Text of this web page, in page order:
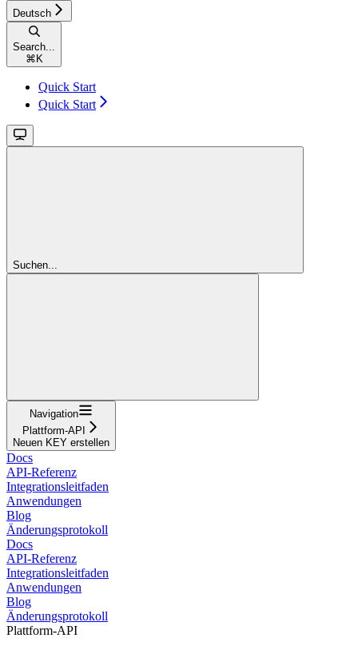
Deutsch
Search...
⌘K
Quick Start
Quick Start
Suchen...
Navigation
Plattform-API
Neuen KEY erstellen
Docs
API-Referenz
Integrationsleitfaden
Anwendungen
Blog
Änderungsprotokoll
Docs
API-Referenz
Integrationsleitfaden
Anwendungen
Blog
Änderungsprotokoll
Plattform-API